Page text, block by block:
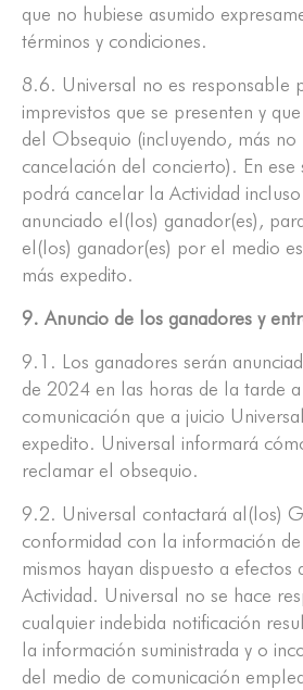
que no hubiese asumido
términos y condiciones.
8.6. Universal no es responsable
imprevistos que se presenten y
del Obsequio (incluyendo, más
cancelación del concierto). En ese
podrá cancelar la Actividad
anunciado el(los) ganador(es),
el(los) ganador(es) por el medio
más expedito.
9. Anuncio de los ganadores y
9.1. Los ganadores serán
de 2024 en las horas de la tarde
comunicación que a juicio
expedito. Universal informará
reclamar el obsequio.
9.2. Universal contactará al(los)
conformidad con la información
mismos hayan dispuesto a
Actividad. Universal no se hace
cualquier indebida notificación
la información suministrada y o
del medio de comunicación